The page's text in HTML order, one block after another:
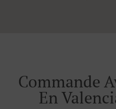
Commande
En